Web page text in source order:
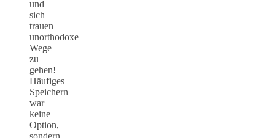
und
sich
trauen
unorthodoxe
Wege
zu
gehen!
Häufiges
Speichern
war
keine
Option,